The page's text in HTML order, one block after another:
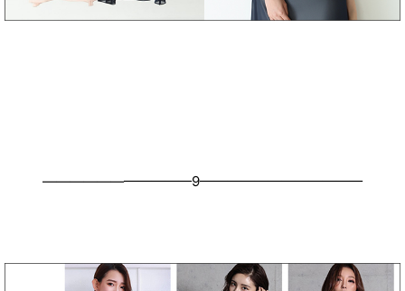
———————————9————————————